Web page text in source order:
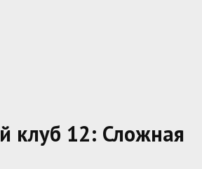
клуб 12: Сложная